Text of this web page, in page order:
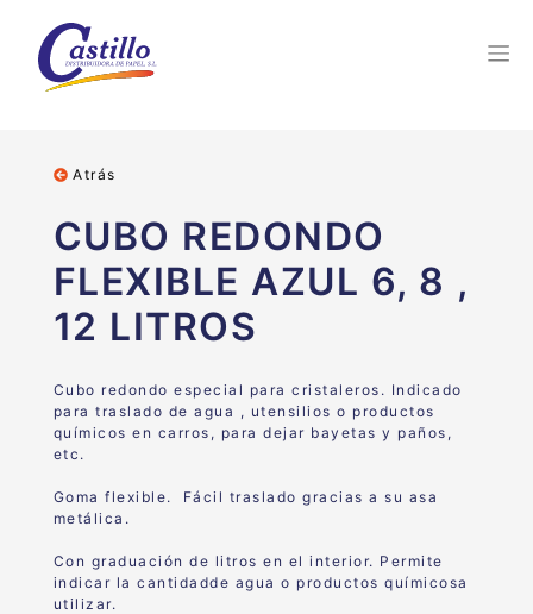
Atrás
CUBO REDONDO
FLEXIBLE AZUL 6, 8 ,
12 LITROS
Cubo redondo especial para cristaleros. Indicado
para traslado de agua , utensilios o productos
químicos en carros, para dejar bayetas y paños,
etc.
Goma flexible. Fácil traslado gracias a su asa
metálica.
Con graduación de litros en el interior. Permite
indicar la cantidadde agua o productos químicosa
utilizar.